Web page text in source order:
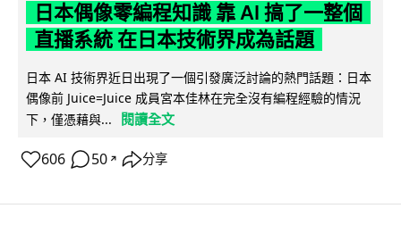
日本偶像零編程知識 靠 AI 搞了一整個
直播系統 在日本技術界成為話題
日本 AI 技術界近日出現了一個引發廣泛討論的熱門話題：日本
偶像前 Juice=Juice 成員宮本佳林在完全沒有編程經驗的情況
下，僅憑藉與...
閱讀全文
606 50 ↗ 分享